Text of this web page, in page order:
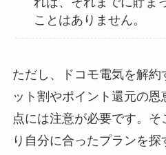
ことはありません。
ただし、ドコモ電気を解約
ット割やポイント還元の恩
点には注意が必要です。そ
り自分に合ったプランを